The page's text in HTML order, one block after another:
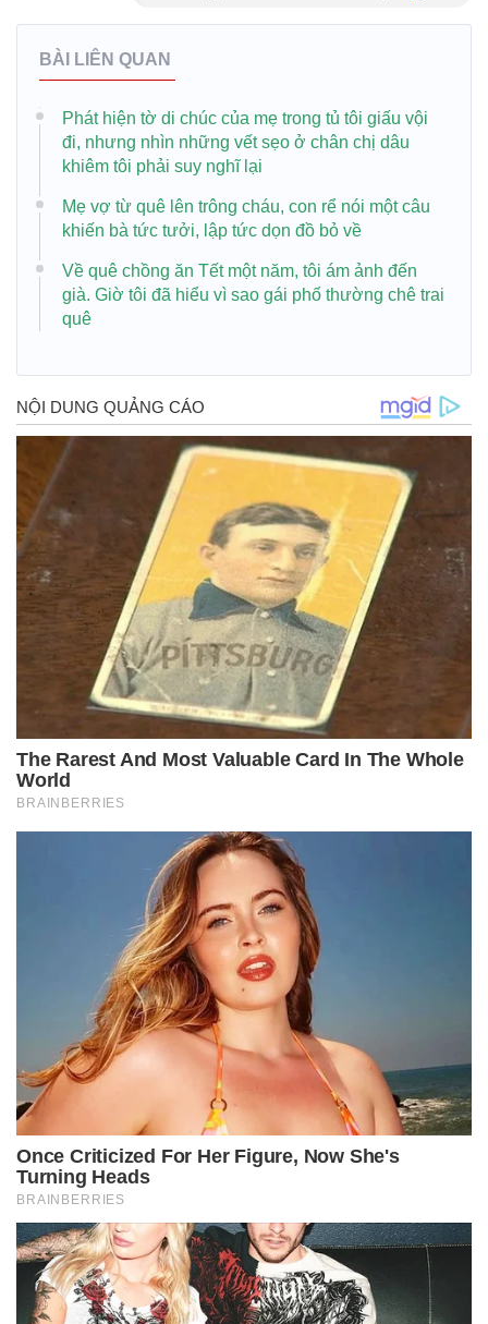
BÀI LIÊN QUAN
Phát hiện tờ di chúc của mẹ trong tủ tôi giấu vội
đi, nhưng nhìn những vết sẹo ở chân chị dâu
khiêm tôi phải suy nghĩ lại
Mẹ vợ từ quê lên trông cháu, con rể nói một câu
khiến bà tức tưởi, lập tức dọn đồ bỏ về
Về quê chồng ăn Tết một năm, tôi ám ảnh đến
già. Giờ tôi đã hiểu vì sao gái phố thường chê trai
quê